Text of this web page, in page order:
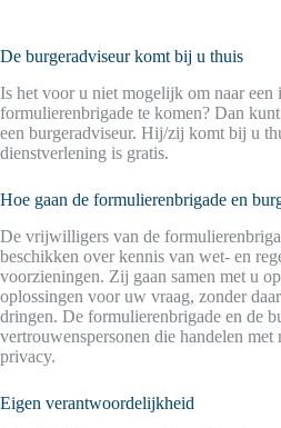
De burgeradviseur komt bij u thuis
Is het voor u niet mogelijk om naar een
formulierenbrigade te komen? Dan
een burgeradviseur. Hij/zij komt bij u
dienstverlening is gratis.
Hoe gaan de formulierenbrigade en
De vrijwilligers van de
beschikken over kennis van wet- en
voorzieningen. Zij gaan samen met u
oplossingen voor uw vraag, zonder
dringen. De formulierenbrigade en de
vertrouwenspersonen die handelen met
privacy.
Eigen verantwoordelijkheid